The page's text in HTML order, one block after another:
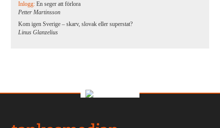
Inlogg:En seger att förlora
Petter Martinsson
Kom igen Sverige – skarv, slovak eller superstat?
Linus Glanzelius